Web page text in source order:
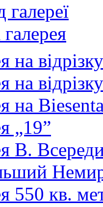
галереї
на
на
на
„19”
В.
550 кв.